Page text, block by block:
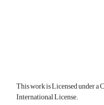
This work is Licensed under
International License.